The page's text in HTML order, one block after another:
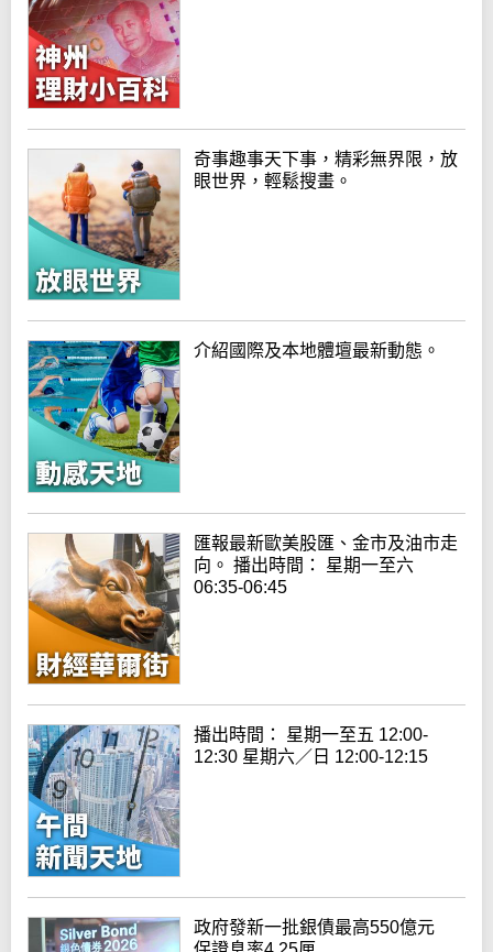
奇事趣事天下事，精彩無界限，放
眼世界，輕鬆搜畫。
介紹國際及本地體壇最新動態。
匯報最新歐美股匯、金市及油市走
向。 播出時間： 星期一至六
06:35-06:45
播出時間： 星期一至五 12:00-
12:30 星期六／日 12:00-12:15
政府發新一批銀債最高550億元